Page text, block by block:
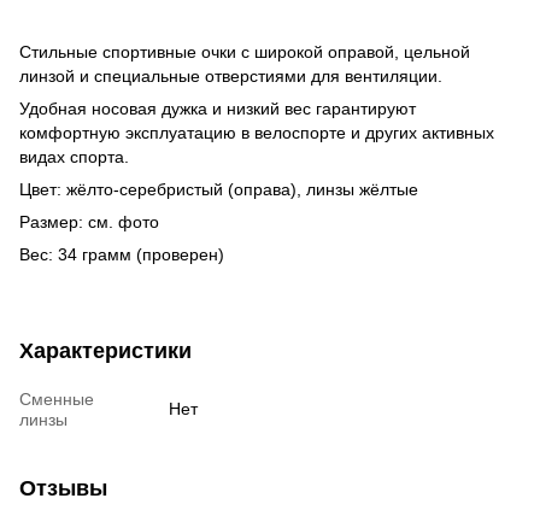
Стильные спортивные очки с широкой оправой, цельной
линзой и специальные отверстиями для вентиляции.
Удобная носовая дужка и низкий вес гарантируют
комфортную эксплуатацию в велоспорте и других активных
видах спорта.
Цвет: жёлто-серебристый (оправа), линзы жёлтые
Размер: см. фото
Вес: 34 грамм (проверен)
Характеристики
Сменные
линзы
Нет
Отзывы